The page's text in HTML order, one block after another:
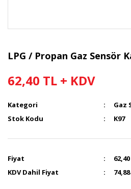
LPG / Propan Gaz Sensör
62,40 TL + KDV
Kategori
Gaz
Stok Kodu
K97
Fiyat
KDV Dahil Fiyat